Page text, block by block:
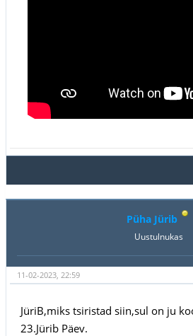
Püha Jürib
Uustulnukas
11-02-2023, 22:59
JüriB,miks tsiristad siin,sul on ju
23.Jürib Päev.